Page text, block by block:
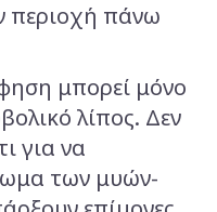
περιοχή πάνω
μπορεί μόνο
λίπος. Δεν
για να
των μυών-